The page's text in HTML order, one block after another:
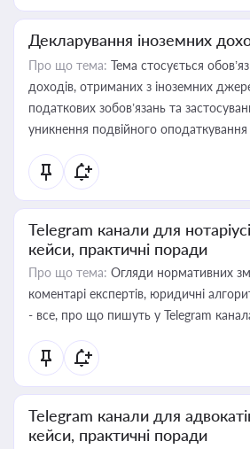
Декларування іноземних
Про що тема: Тема стосується
доходів, отриманих з іноземних
податкових зобов’язань та
уникнення подвійного оподаткування
Telegram канали для
кейси, практичні поради
Про що тема: Огляди нормативних
коментарі експертів, юридичні
- все, про що пишуть у Telegram
Telegram канали для
кейси, практичні поради